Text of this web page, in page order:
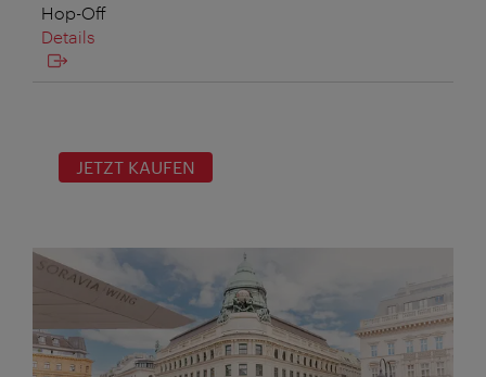
Hop-Off
Details
JETZT KAUFEN